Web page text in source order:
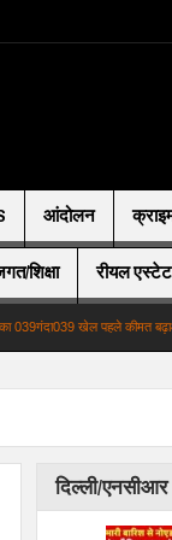
आंदोलन
शिक्षा रीयल एस्टेट
खेल पहले कीमत बढ़ाओ फिर …
दिल्ली/एनसीआर